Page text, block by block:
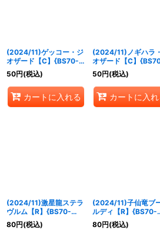
(2024/11)ゲッコー・ジ
オザード【C】{BS70-
003}《赤》
50円(税込)
カートに入れる
(2024/11)ノギハラ
オザード【C】
004}《赤》
50円(税込)
カートに入
(2024/11)激星龍ステラ
ヴルム【R】{BS70-
006}《赤》
80円(税込)
(2024/11)子仙竜ブ
ルディ【R】{BS70-
007}《赤》
80円(税込)